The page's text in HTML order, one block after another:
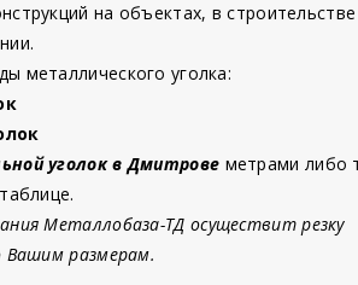
на объектах, в строительстве
металлического уголка:
уголок в Дмитрове метрами либо
Металлобаза-ТД осуществит резку
Вашим размерам.